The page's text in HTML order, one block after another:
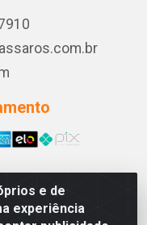
e de
experiência
- RODOVIA BA
BA - CEP 46.880-